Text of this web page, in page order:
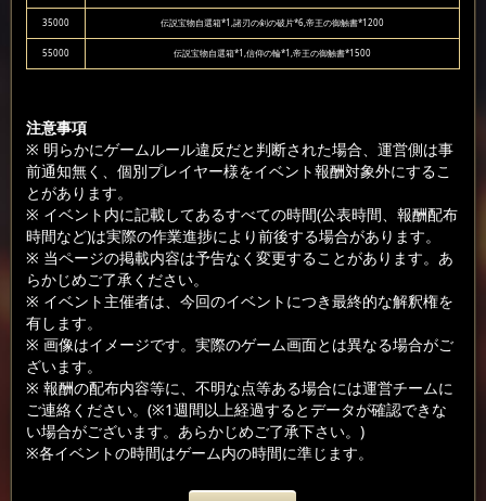
35000 伝説宝物自選箱*1,諸刃の剣の破片*6,帝王の御触書*1200
55000 伝説宝物自選箱*1,信仰の輪*1,帝王の御触書*1500
注意事項
※ 明らかにゲームルール違反だと判断された場合、運営側は事
前通知無く、個別プレイヤー様をイベント報酬対象外にするこ
とがあります。
※ イベント内に記載してあるすべての時間(公表時間、報酬配布
時間など)は実際の作業進捗により前後する場合があります。
※ 当ページの掲載内容は予告なく変更することがあります。あ
らかじめご了承ください。
※ イベント主催者は、今回のイベントにつき最終的な解釈権を
有します。
※ 画像はイメージです。実際のゲーム画面とは異なる場合がご
ざいます。
※ 報酬の配布内容等に、不明な点等ある場合には運営チームに
ご連絡ください。(※1週間以上経過するとデータが確認できな
い場合がございます。あらかじめご了承下さい。)
※各イベントの時間はゲーム内の時間に準じます。